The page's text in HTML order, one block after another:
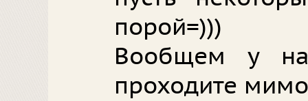
порой=)))
Вообщем у
проходите